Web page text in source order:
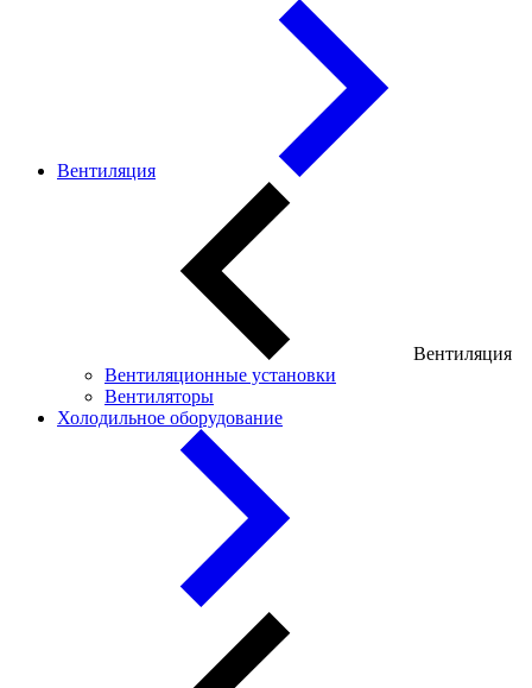
Вентиляция
Вентиляция
Вентиляционные установки
Вентиляторы
Холодильное оборудование